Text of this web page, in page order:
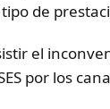
de
el
por los